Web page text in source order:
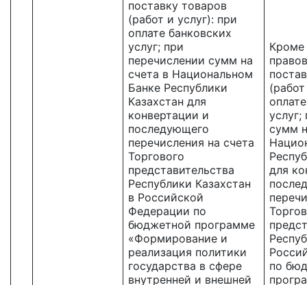
поставку товаров
(работ и услуг): при
оплате банковских
услуг; при
перечислении сумм на
счета в Национальном
Банке Республики
Казахстан для
конвертации и
последующего
перечисления на счета
Торгового
представительства
Республики Казахстан
в Российской
Федерации по
бюджетной программе
«Формирование и
реализация политики
государства в сфере
внутренней и внешней
Кроме
услуг;
сумм
для
по